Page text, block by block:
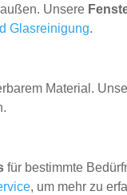
Unsere
Glasreinigung.
Material.
für bestimmte
, um mehr zu